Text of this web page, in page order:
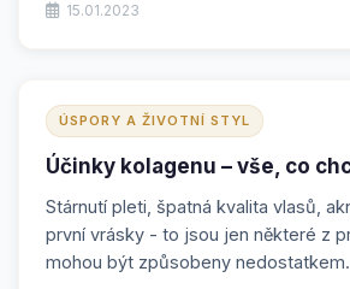
15.01.2023
ÚSPORY A ŽIVOTNÍ STYL
Účinky kolagenu – vše, co
Stárnutí pleti, špatná kvalita vlasů,
první vrásky - to jsou jen některé z
mohou být způsobeny